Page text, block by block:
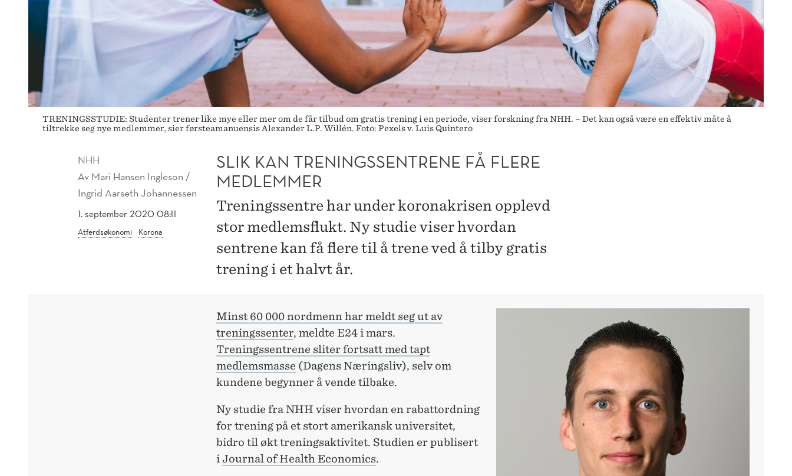
TRENINGSSTUDIE: Studenter trener like mye eller mer om de får tilbud om gratis trening i en periode, viser forskning fra NHH. – Det kan også være en effektiv måte å
tiltrekke seg nye medlemmer, sier førsteamanuensis Alexander L.P. Willén. Foto: Pexels v. Luis Quintero
NHH
Av Mari Hansen Ingleson /
Ingrid Aarseth Johannessen
1. september 2020 08:11
Atferdsøkonomi Korona
SLIK KAN TRENINGSSENTRENE FÅ FLERE
MEDLEMMER
Treningssentre har under koronakrisen opplevd
stor medlemsflukt. Ny studie viser hvordan
sentrene kan få flere til å trene ved å tilby gratis
trening i et halvt år.
Minst 60 000 nordmenn har meldt seg ut av
treningssenter, meldte E24 i mars.
Treningssentrene sliter fortsatt med tapt
medlemsmasse (Dagens Næringsliv), selv om
kundene begynner å vende tilbake.
Ny studie fra NHH viser hvordan en rabattordning
for trening på et stort amerikansk universitet,
bidro til økt treningsaktivitet. Studien er publisert
i Journal of Health Economics.